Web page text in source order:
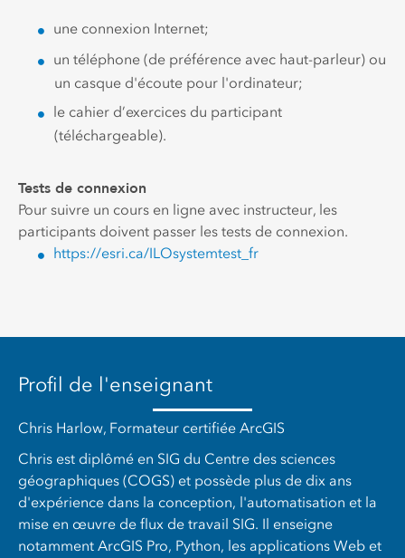
une connexion Internet;
un téléphone (de préférence avec haut-parleur) ou
un casque d'écoute pour l'ordinateur;
le cahier d’exercices du participant
(téléchargeable).
Tests de connexion
Pour suivre un cours en ligne avec instructeur, les
participants doivent passer les tests de connexion.
https://esri.ca/ILOsystemtest_fr
Profil de l'enseignant
Chris Harlow, Formateur certifiée ArcGIS
Chris est diplômé en SIG du Centre des sciences
géographiques (COGS) et possède plus de dix ans
d'expérience dans la conception, l'automatisation et la
mise en œuvre de flux de travail SIG. Il enseigne
notamment ArcGIS Pro, Python, les applications Web et